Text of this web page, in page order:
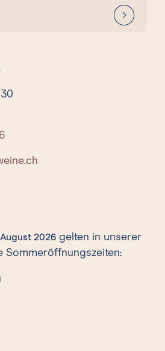
2026 gelten in unserer
Sommeröffnungszeiten: